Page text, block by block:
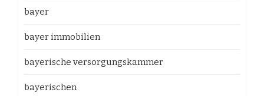
bayer
bayer immobilien
bayerische versorgungskammer
bayerischen